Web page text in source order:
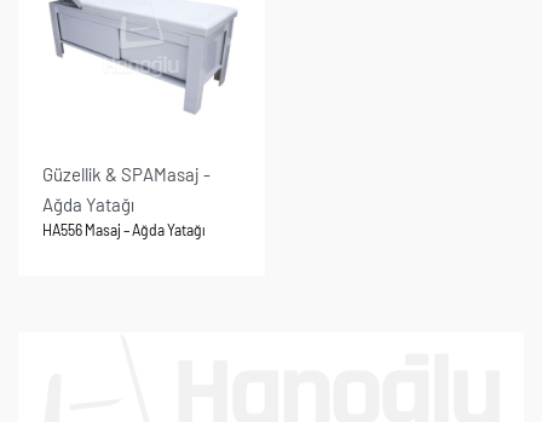
Güzellik & SPAMasaj -
Ağda Yatağı
HA556 Masaj – Ağda Yatağı